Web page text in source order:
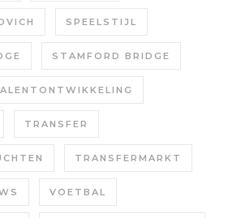
SPEELSTIJL
STAMFORD BRIDGE
TRANSFER
TRANSFERMARKT
VOETBAL